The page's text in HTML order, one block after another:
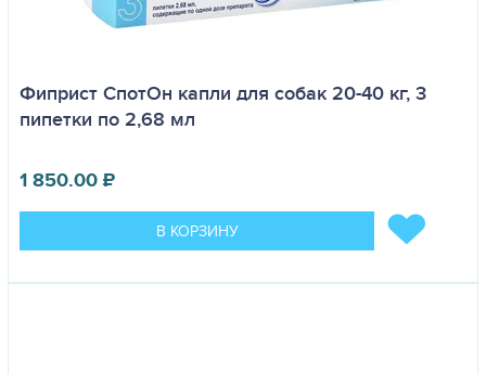
Фиприст СпотОн капли для собак 20-40 кг, 3
пипетки по 2,68 мл
1 850.00₽
В КОРЗИНУ